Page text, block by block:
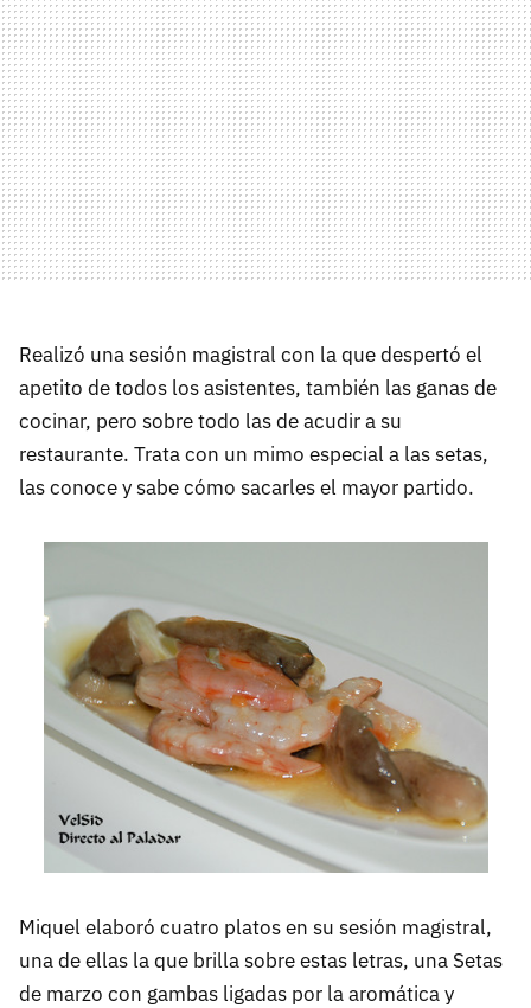
Realizó una sesión magistral con la que despertó el
apetito de todos los asistentes, también las ganas de
cocinar, pero sobre todo las de acudir a su
restaurante. Trata con un mimo especial a las setas,
las conoce y sabe cómo sacarles el mayor partido.
Miquel elaboró cuatro platos en su sesión magistral,
una de ellas la que brilla sobre estas letras, una Setas
de marzo con gambas ligadas por la aromática y